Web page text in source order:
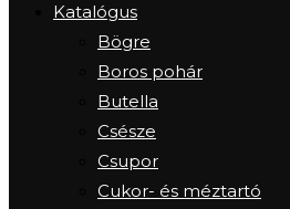
Katalógus
Bögre
Boros pohár
Butella
Csésze
Csupor
Cukor- és méztartó